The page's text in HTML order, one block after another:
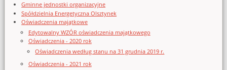
Gminne jednostki organizacyjne
Spółdzielnia Energetyczna Olsztynek
Oświadczenia majątkowe
Edytowalny WZÓR oświadczenia majątkowego
Oświadczenia - 2020 rok
Oświadczenia według stanu na 31 grudnia 2019 r.
Oświadczenia - 2021 rok